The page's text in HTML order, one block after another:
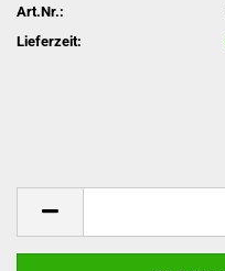
Art.Nr.:
Lieferzeit: